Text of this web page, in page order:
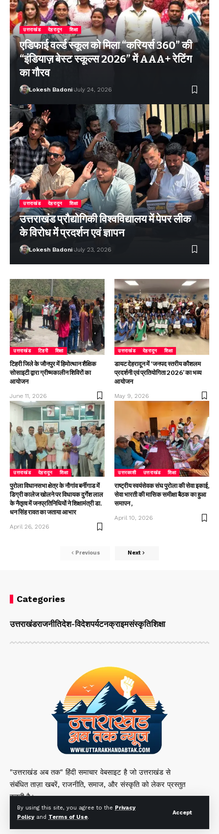
By using this site, you agree to the Privacy
Policyand Terms of Use.
Accept
उत्तराखंड देहरादून शिक्षा
एडिफाई वर्ल्ड स्कूल को मिला “करियर्स 360” की
“इंडियाज़ बेस्ट स्कूल्स 2026” में AAA+ रेटिंग
का गौरव
Lokesh Badoni July 24, 2026
उत्तराखंड देहरादून शिक्षा
उत्तराखंड प्रौद्योगिकी विश्वविद्यालय में पेपर लीक
के विरोध में प्रदर्शन एवं ज्ञापन
Lokesh Badoni July 23, 2026
उत्तराखंड टिहरी शिक्षा
टिहरी जिले के जौनपुर में हिमोत्थान शैक्षिक
सोसाइटी द्वारा ग्रीष्मकालीन शिविरों का
आयोजन
June 11, 2026
उत्तराखंड देहरादून शिक्षा
डायट देहरादून में ‘जनपद स्तरीय कौशलम
प्रदर्शनी एवं प्रतियोगिता 2026’ का भव्य
आयोजन
May 9, 2026
उत्तराखंड देहरादून शिक्षा
पुरोला विधानसभा क्षेत्र के नौगांव बर्नीगाड में
डिग्री कालेज खोलने पर विधायक दुर्गेश लाल
के नैतृत्व में जनप्रतिनिधियों ने शिक्षामंत्री डा.
धन सिंह रावत का जताया आभार
April 26, 2026
उत्तरकाशी उत्तराखंड शिक्षा
राष्ट्रीय स्वयंसेवक संघ पुरोला की सेवा इकाई,
सेवा भारती की मासिक समीक्षा बैठक का हुआ
समापन ,
April 10, 2026
Previous Next
Categories
उत्तराखंडराजनीतिदेश-विदेशपर्यटनक्राइमसंस्कृतिशिक्षा
"उत्तराखंड अब तक" हिंदी समाचार वेबसाइट है जो उत्तराखंड से
संबंधित ताज़ा खबरें, राजनीति, समाज, और संस्कृति को लेकर प्रस्तुत
करती है।